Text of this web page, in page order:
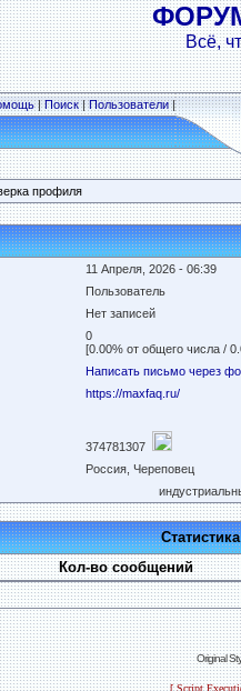
Всё,
|Поиск|Пользователи|
профиля
11 Апреля, 2026 - 06:39
Пользователь
Нет записей
0
[0.00% от общего числа /
Написать письмо через
https://maxfaq.ru/
374781307
Россия, Череповец
Кол-во сообщений
Original
[ Script